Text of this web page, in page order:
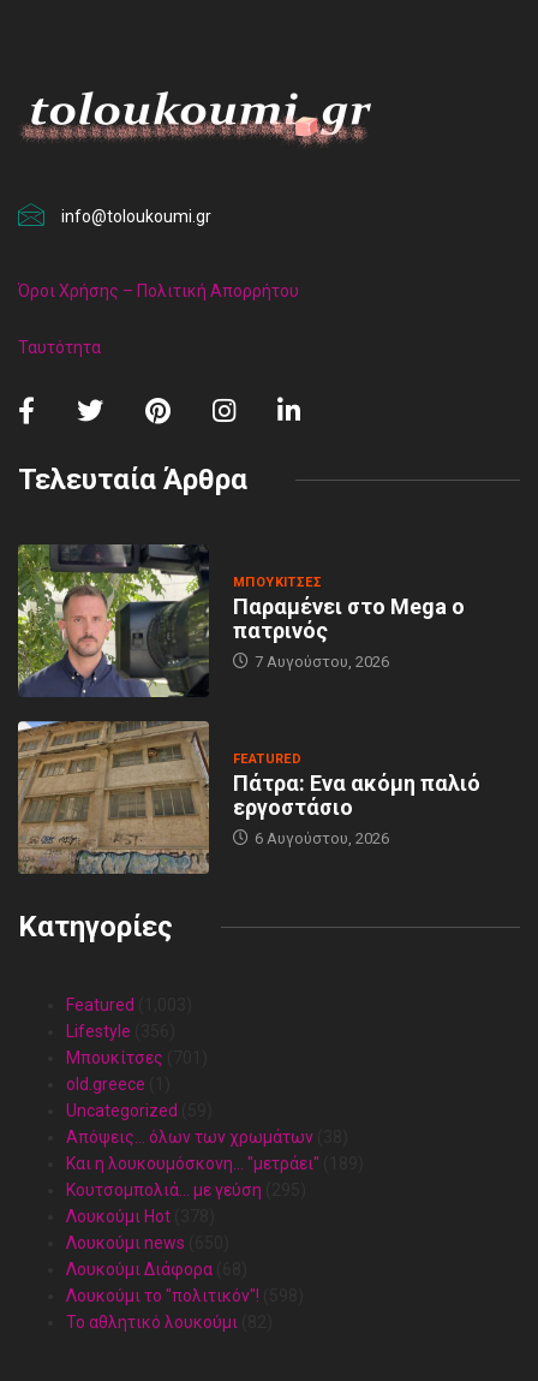
info@toloukoumi.gr
Όροι Χρήσης – Πολιτική Απορρήτου
Ταυτότητα
Τελευταία Άρθρα
MΠΟΥΚΊΤΣΕΣ
Παραμένει στο Mega ο
πατρινός
7 Αυγούστου, 2026
FEATURED
Πάτρα: Ενα ακόμη παλιό
εργοστάσιο
6 Αυγούστου, 2026
Κατηγορίες
Featured
Lifestyle
Mπουκίτσες
old.greece
Uncategorized
Απόψεις… όλων των χρωμάτων
Και η λουκουμόσκονη… "μετράει"
Κουτσομπολιά… με γεύση
Λουκούμι Hot
Λουκούμι news
Λουκούμι Διάφορα
Λουκούμι το "πολιτικόν"!
Το αθλητικό λουκούμι